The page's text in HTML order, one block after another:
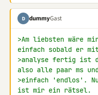
D dummyGast
>Am liebsten wäre
einfach sobald er
>analyse fertig ist
also alle paar ms
>einfach 'endlos'.
ist mir ein rätsel.